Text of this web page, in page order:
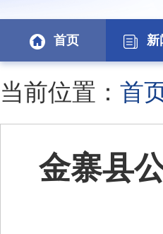
首页 新
当前位置： 首
金寨县